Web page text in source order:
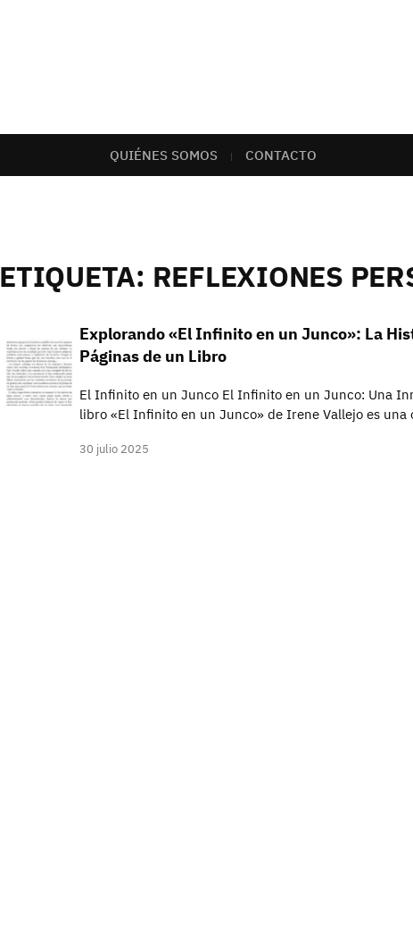
QUIÉNES SOMOS CONTACTO
ETIQUETA: REFLEXIONES
Explorando «El Infinito en un Junco»: La
Páginas de un Libro
El Infinito en un Junco El Infinito en un Junco: Una
libro «El Infinito en un Junco» de Irene Vallejo es una
30 julio 2025